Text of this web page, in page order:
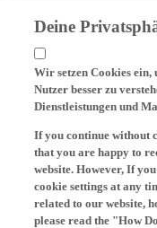
Deine
Wir setzen Cookies ein,
Nutzer besser zu
Dienstleistungen und
If you continue without
that you are happy to
website. However, If
cookie settings at any
related to our website,
please read the "How